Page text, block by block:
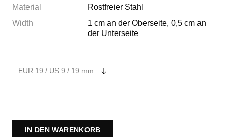
Material
Rostfreier Stahl
Width
1 cm an der Oberseite, 0,5 cm an
der Unterseite
IN DEN WARENKORB